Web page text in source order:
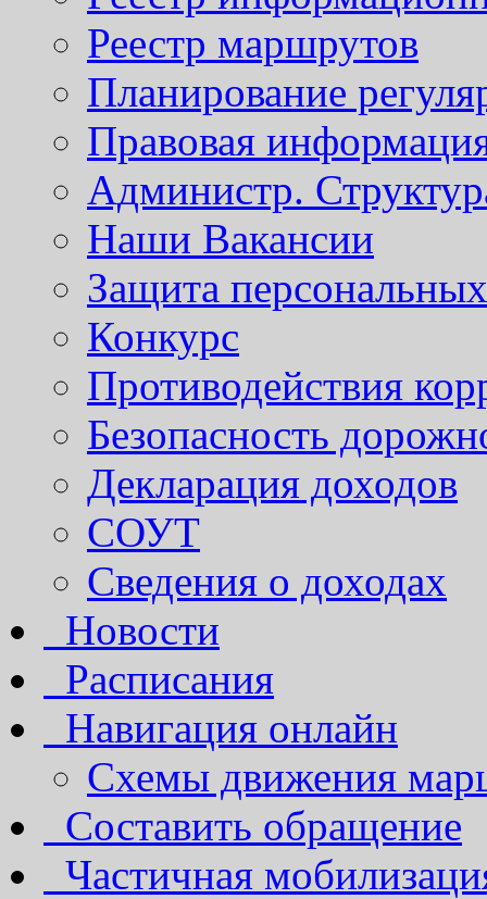
Реестр маршрутов
Планирование
Правовая
Администр.
Наши Вакансии
Защита
Конкурс
Противодействия
Безопасность
Декларация доходов
СОУТ
Сведения о доходах
Новости
Расписания
Навигация онлайн
Схемы движения
Составить обращение
Частичная